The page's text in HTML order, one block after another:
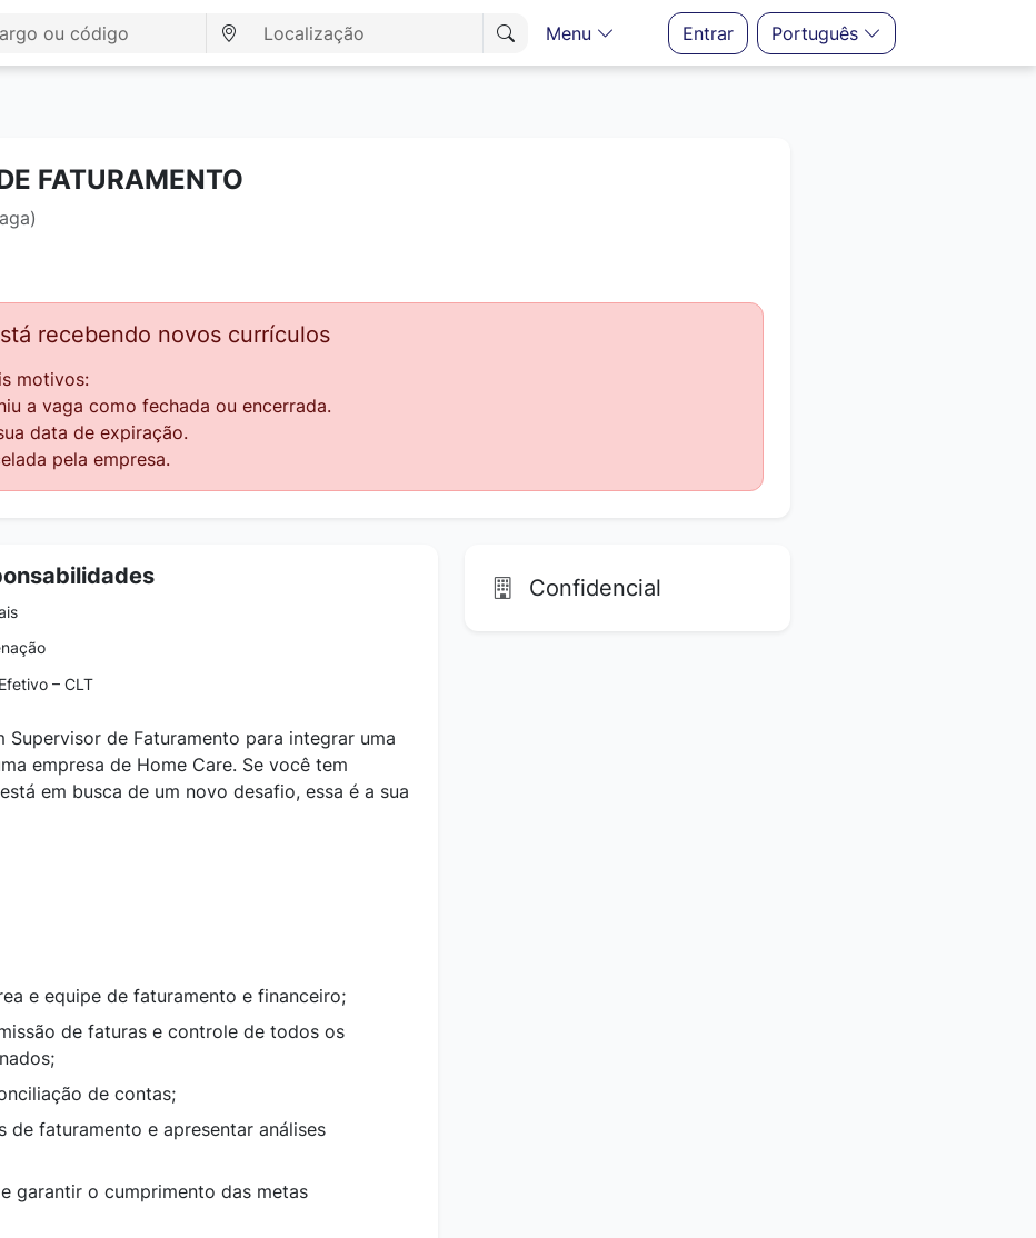
Menu Entrar Português
FATURAMENTO
recebendo novos currículos
motivos:
a vaga como fechada ou encerrada.
data de expiração.
pela empresa.
Efetivo – CLT
Supervisor de Faturamento para integrar uma
empresa de Home Care. Se você tem
em busca de um novo desafio, essa é a sua
e equipe de faturamento e financeiro;
de faturas e controle de todos os
de contas;
de faturamento e apresentar análises
garantir o cumprimento das metas
Confidencial